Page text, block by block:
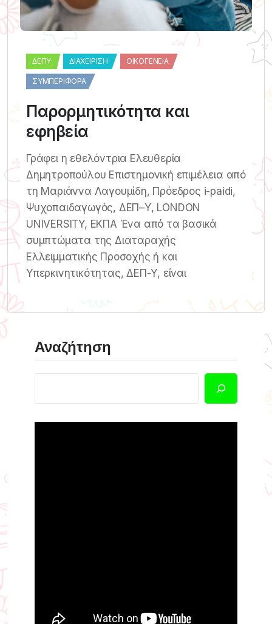
ΔΕΠΥ ΔΙΑΧΕΊΡΙΣΗ ΟΙΚΟΓΈΝΕΙΑ
ΣΥΜΠΕΡΙΦΟΡΆ
Παρορμητικότητα και
εφηβεία
Γράφει η εθελόντρια Ελευθερία
Δημητροπούλου Επιστημονική επιμέλεια από
τη Μαριάννα Λαγουμίδη, Πρόεδρος i-paidi,
Ψυχοπαιδαγωγός, ΔΕΠ–Υ, LONDON
UNIVERSITY, ΕΚΠΑ Ένα από τα βασικά
συμπτώματα της Διαταραχής
Ελλειμματικής Προσοχής ή και
Υπερκινητικότητας, ΔΕΠ-Υ, είναι
Αναζήτηση